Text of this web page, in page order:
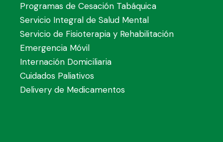
Programas de Cesación Tabáquica
Servicio Integral de Salud Mental
Servicio de Fisioterapia y Rehabilitación
Emergencia Móvil
Internación Domiciliaria
Cuidados Paliativos
Delivery de Medicamentos